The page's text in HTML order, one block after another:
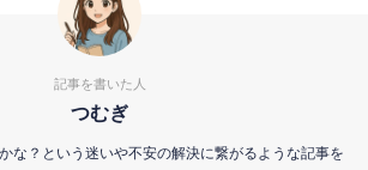
記事を書いた人
つむぎ
な？という迷いや不安の解決に繋がるような記事を